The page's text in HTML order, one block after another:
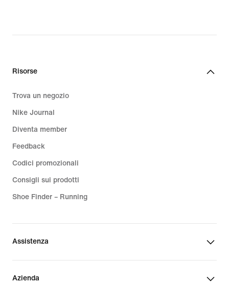
Risorse
Trova un negozio
Nike Journal
Diventa member
Feedback
Codici promozionali
Consigli sui prodotti
Shoe Finder – Running
Assistenza
Azienda